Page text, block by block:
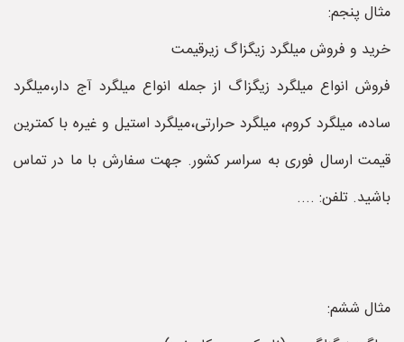
مثال پنجم:
خرید و فروش میلگرد زیگزاگ زیرقیمت
فروش انواع میلگرد زیگزاگ از جمله انواع میلگرد آج دار،میلگرد
ساده، میلگرد کروم، میلگرد حرارتی،میلگرد استیل و غیره با کمترین
قیمت ارسال فوری به سراسر کشور. جهت سفارش با ما در تماس
باشید. تلفن: ....
مثال ششم: